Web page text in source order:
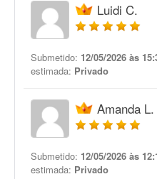
Luidi C.
Submetido: 12/05/2026 às
estimada: Privado
Amanda L.
Submetido: 12/05/2026 às
estimada: Privado